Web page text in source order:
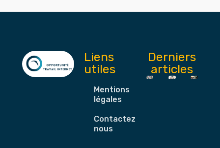
Liens
utiles
Mentions
légales
Contactez-
nous
Derniers
articles